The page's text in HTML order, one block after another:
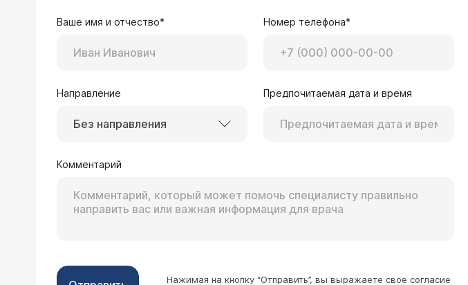
Уважаемый Александр Владимирович. Посоветуйте как
нужно оперироваться, другой хирург и наш педиатр -
прощупывании по ощущениям левое яичко немного меньше,
срочно идти на операцию, не будет ли проблем с левым
оперативное лечение. Проблем с яичком и
Ваше имя и отчество* Номер телефона*
Направление
Без направления
Предпочитаемая дата и время
Комментарий
Нажимая на кнопку “Отправить”, вы выражаете свое согласие